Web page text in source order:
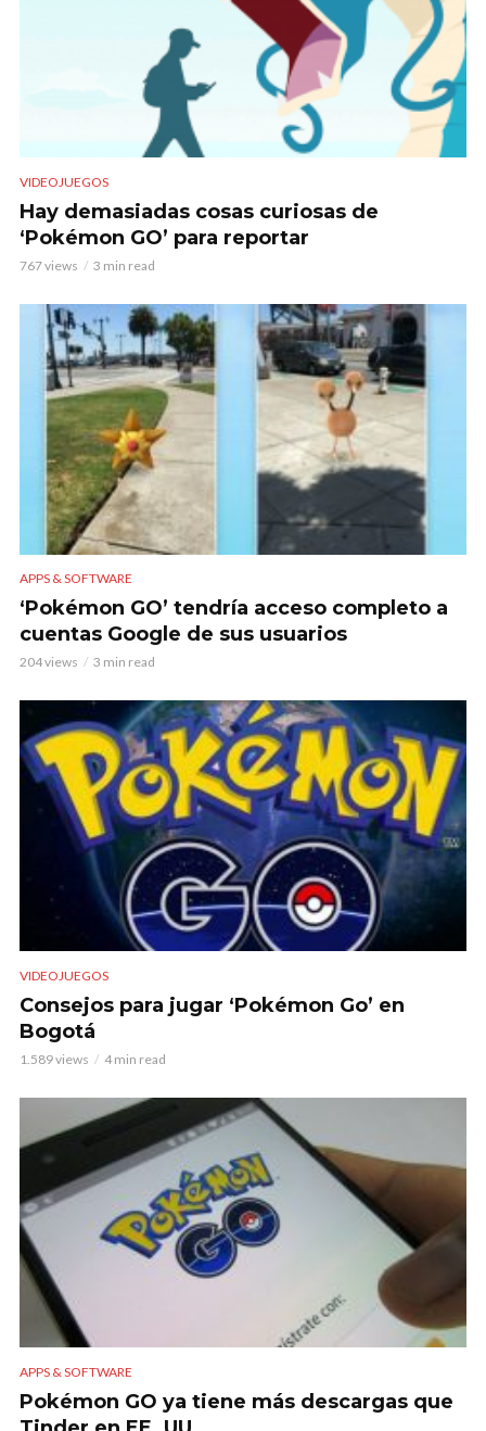
VIDEOJUEGOS
Hay demasiadas cosas curiosas de
‘Pokémon GO’ para reportar
767 views 3 min read
APPS & SOFTWARE
‘Pokémon GO’ tendría acceso completo a
cuentas Google de sus usuarios
204 views 3 min read
VIDEOJUEGOS
Consejos para jugar ‘Pokémon Go’ en
Bogotá
1.589 views 4 min read
APPS & SOFTWARE
Pokémon GO ya tiene más descargas que